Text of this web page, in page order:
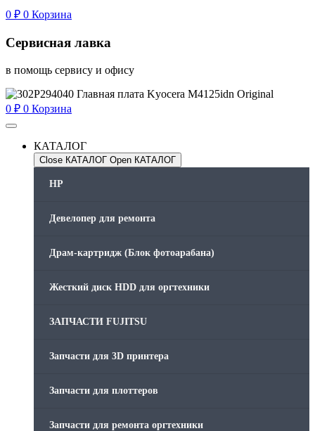
0 ₽ 0 Корзина
Сервисная лавка
в помощь сервису и офису
0 ₽ 0 Корзина
КАТАЛОГ
Close КАТАЛОГ Open КАТАЛОГ
HP
Девелопер для ремонта
Драм-картридж (Блок фотоарабана)
Жесткий диск HDD для оргтехники
ЗАПЧАСТИ FUJITSU
Запчасти для 3D принтера
Запчасти для плоттеров
Запчасти для ремонта оргтехники